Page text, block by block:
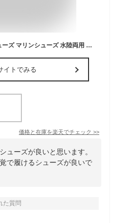
【クーポン配布中】 ウォーターシューズ マリンシューズ 水陸両用 速乾 スポーツサンダル メンズ サンダル メンズ アウトドア 24cm 25cm 26cm 27cm 28cm マリンシューズ ビーチシューズ つま先防護 軽量 歩きやすい 沢登り カヤック カヌー 釣り フィッシング 川 海 湿地
イトでみる
価格と在庫を楽天でチェック >>
ューズが良いと思います。
で履けるシューズが良いで
た質問